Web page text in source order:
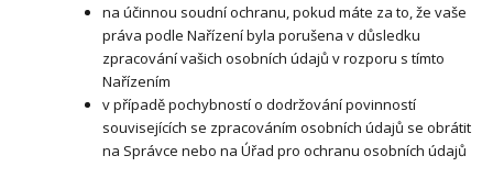
na účinnou soudní ochranu, pokud máte za to, že vaše
práva podle Nařízení byla porušena v důsledku
zpracování vašich osobních údajů v rozporu s tímto
Nařízením
v případě pochybností o dodržování povinností
souvisejících se zpracováním osobních údajů se obrátit
na Správce nebo na Úřad pro ochranu osobních údajů